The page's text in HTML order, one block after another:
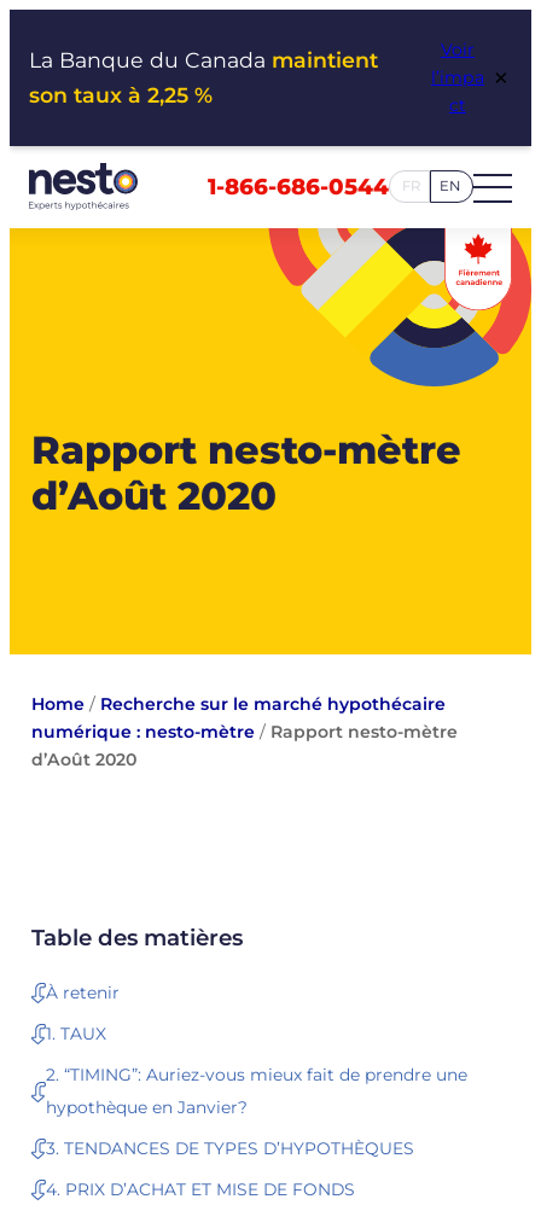
La Banque du Canada maintient
son taux à 2,25 %
Voir
l’impa
ct
×
1-866-686-0544 FR EN
Rapport nesto-mètre
d’Août 2020
Home/ Recherche sur le marché hypothécaire
numérique : nesto-mètre/ Rapport nesto-mètre
d’Août 2020
Table des matières
À retenir
1. TAUX
2. “TIMING”: Auriez-vous mieux fait de prendre une
hypothèque en Janvier?
3. TENDANCES DE TYPES D’HYPOTHÈQUES
4. PRIX D’ACHAT ET MISE DE FONDS